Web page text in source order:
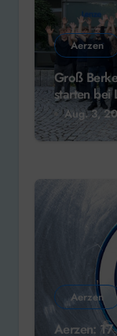
Aerzen
Groß
starten bei
Aug. 3,
Aerzen
Aerzen: